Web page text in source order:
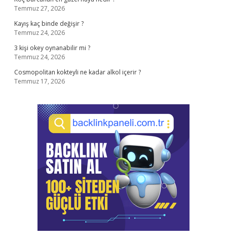
Temmuz 27, 2026
Kayış kaç binde değişir ?
Temmuz 24, 2026
3 kişi okey oynanabilir mi ?
Temmuz 24, 2026
Cosmopolitan kokteyli ne kadar alkol içerir ?
Temmuz 17, 2026